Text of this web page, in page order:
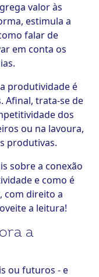
valor às
estimula a
falar de
em conta os
produtividade é
Afinal, trata-se de
dos
ou na lavoura,
produtivas.
sobre a conexão
e como é
com direito a
a leitura!
a
ou futuros - e